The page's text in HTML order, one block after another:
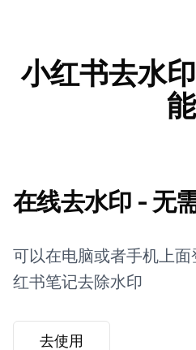
小红书去水
能
在线去水印 - 无
可以在电脑或者手机上
红书笔记去除水印
去使用